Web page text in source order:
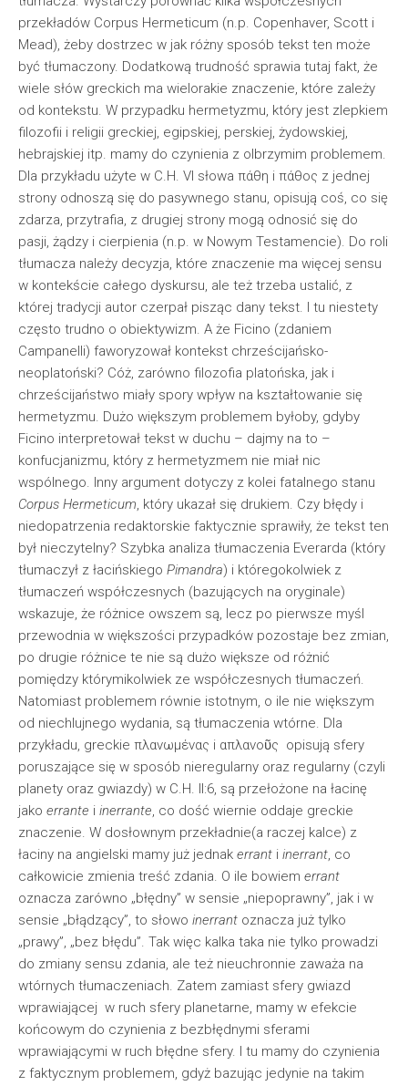
przekładów Corpus Hermeticum (n.p. Copenhaver, Scott i
Mead), żeby dostrzec w jak różny sposób tekst ten może
być tłumaczony. Dodatkową trudność sprawia tutaj fakt, że
wiele słów greckich ma wielorakie znaczenie, które zależy
od kontekstu. W przypadku hermetyzmu, który jest zlepkiem
filozofii i religii greckiej, egipskiej, perskiej, żydowskiej,
hebrajskiej itp. mamy do czynienia z olbrzymim problemem.
Dla przykładu użyte w C.H. VI słowa πάθη i πάθος z jednej
strony odnoszą się do pasywnego stanu, opisują coś, co się
zdarza, przytrafia, z drugiej strony mogą odnosić się do
pasji, żądzy i cierpienia (n.p. w Nowym Testamencie). Do roli
tłumacza należy decyzja, które znaczenie ma więcej sensu
w kontekście całego dyskursu, ale też trzeba ustalić, z
której tradycji autor czerpał pisząc dany tekst. I tu niestety
często trudno o obiektywizm. A że Ficino (zdaniem
Campanelli) faworyzował kontekst chrześcijańsko-
neoplatoński? Cóż, zarówno filozofia platońska, jak i
chrześcijaństwo miały spory wpływ na kształtowanie się
hermetyzmu. Dużo większym problemem byłoby, gdyby
Ficino interpretował tekst w duchu – dajmy na to –
konfucjanizmu, który z hermetyzmem nie miał nic
wspólnego. Inny argument dotyczy z kolei fatalnego stanu
Corpus Hermeticum, który ukazał się drukiem. Czy błędy i
niedopatrzenia redaktorskie faktycznie sprawiły, że tekst ten
był nieczytelny? Szybka analiza tłumaczenia Everarda (który
tłumaczył z łacińskiego Pimandra) i któregokolwiek z
tłumaczeń współczesnych (bazujących na oryginale)
wskazuje, że różnice owszem są, lecz po pierwsze myśl
przewodnia w większości przypadków pozostaje bez zmian,
po drugie różnice te nie są dużo większe od różnić
pomiędzy którymikolwiek ze współczesnych tłumaczeń.
Natomiast problemem równie istotnym, o ile nie większym
od niechlujnego wydania, są tłumaczenia wtórne. Dla
przykładu, greckie πλανωμένας i απλανοῦς opisują sfery
poruszające się w sposób nieregularny oraz regularny (czyli
planety oraz gwiazdy) w C.H. II:6, są przełożone na łacinę
jako errante i inerrante, co dość wiernie oddaje greckie
znaczenie. W dosłownym przekładnie(a raczej kalce) z
łaciny na angielski mamy już jednak errant i inerrant, co
całkowicie zmienia treść zdania. O ile bowiem errant
oznacza zarówno „błędny” w sensie „niepoprawny”, jak i w
sensie „błądzący”, to słowo inerrant oznacza już tylko
„prawy”, „bez błędu”. Tak więc kalka taka nie tylko prowadzi
do zmiany sensu zdania, ale też nieuchronnie zaważa na
wtórnych tłumaczeniach. Zatem zamiast sfery gwiazd
wprawiającej w ruch sfery planetarne, mamy w efekcie
końcowym do czynienia z bezbłędnymi sferami
wprawiającymi w ruch błędne sfery. I tu mamy do czynienia
z faktycznym problemem, gdyż bazując jedynie na takim